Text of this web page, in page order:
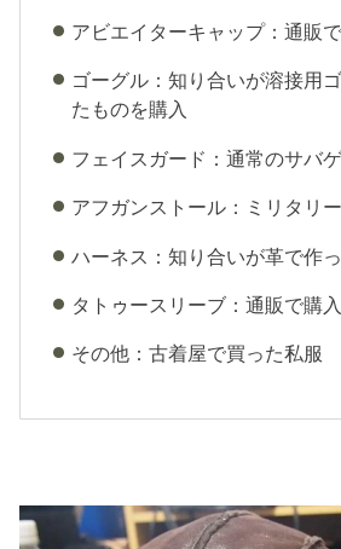
アビエイターキャップ：通販
ゴーグル：知り合いが溶接用
たものを購入
フェイスガード：通常のサバ
アフガンストール：ミリタリ
ハーネス：知り合いが革で作
タトゥースリーブ：通販で購入
その他：古着屋で買った私服